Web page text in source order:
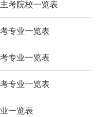
考院校一览表
专业一览表
专业一览表
专业一览表
一览表